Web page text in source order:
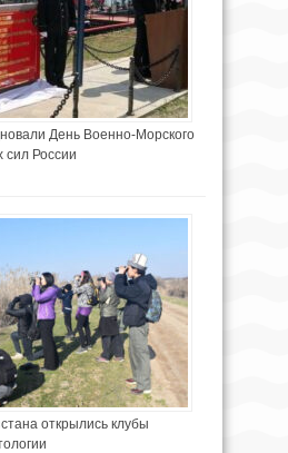
День Военно-Морского
России
открылись клубы